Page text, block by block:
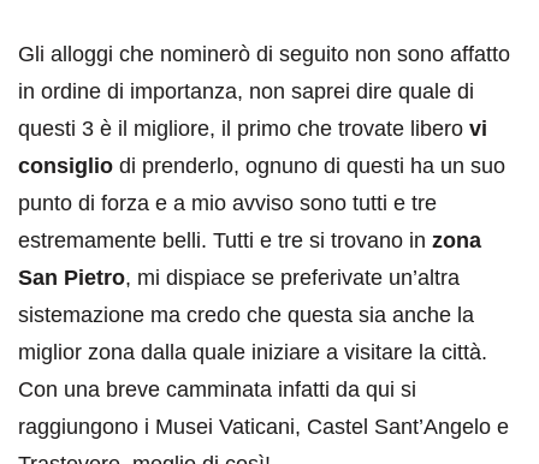
Gli alloggi che nominerò di seguito non sono affatto
in ordine di importanza, non saprei dire quale di
questi 3 è il migliore, il primo che trovate libero vi
consiglio di prenderlo, ognuno di questi ha un suo
punto di forza e a mio avviso sono tutti e tre
estremamente belli. Tutti e tre si trovano in zona
San Pietro, mi dispiace se preferivate un’altra
sistemazione ma credo che questa sia anche la
miglior zona dalla quale iniziare a visitare la città.
Con una breve camminata infatti da qui si
raggiungono i Musei Vaticani, Castel Sant’Angelo e